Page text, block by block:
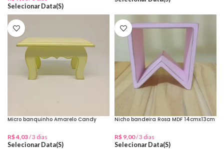
Selecionar Data(s)
Micro banquinho Amarelo Candy
R$4,03/ 3 dias
Selecionar Data(s)
Nicho bandeira Rosa MDF 14cmx13cm
R$ 9,00/ 3 dias
Selecionar Data(s)